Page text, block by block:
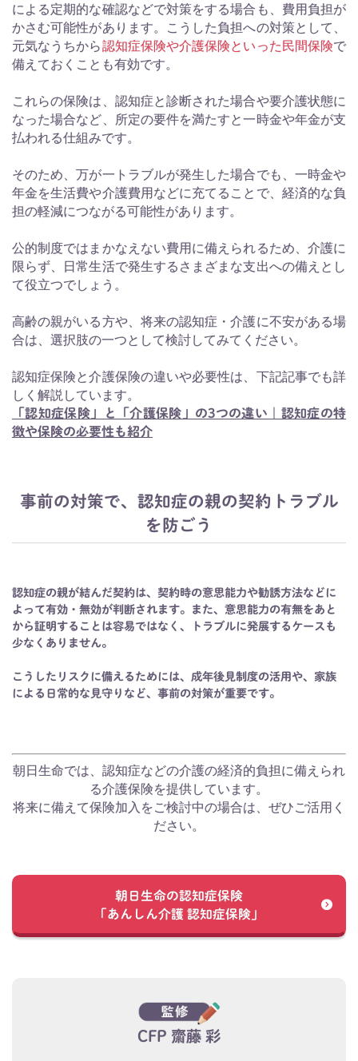
による定期的な確認などで対策をする場合も、費用負担が
かさむ可能性があります。こうした負担への対策として、
元気なうちから認知症保険や介護保険といった民間保険で
備えておくことも有効です。
これらの保険は、認知症と診断された場合や要介護状態に
なった場合など、所定の要件を満たすと一時金や年金が支
払われる仕組みです。
そのため、万が一トラブルが発生した場合でも、一時金や
年金を生活費や介護費用などに充てることで、経済的な負
担の軽減につながる可能性があります。
公的制度ではまかなえない費用に備えられるため、介護に
限らず、日常生活で発生するさまざまな支出への備えとし
て役立つでしょう。
高齢の親がいる方や、将来の認知症・介護に不安がある場
合は、選択肢の一つとして検討してみてください。
認知症保険と介護保険の違いや必要性は、下記記事でも詳
しく解説しています。
「認知症保険」と「介護保険」の3つの違い｜認知症の特
徴や保険の必要性も紹介
事前の対策で、認知症の親の契約トラブル
を防ごう
認知症の親が結んだ契約は、契約時の意思能力や勧誘方法などに
よって有効・無効が判断されます。また、意思能力の有無をあと
から証明することは容易ではなく、トラブルに発展するケースも
少なくありません。
こうしたリスクに備えるためには、成年後見制度の活用や、家族
による日常的な見守りなど、事前の対策が重要です。
朝日生命では、認知症などの介護の経済的負担に備えられ
る介護保険を提供しています。
将来に備えて保険加入をご検討中の場合は、ぜひご活用く
ださい。
朝日生命の認知症保険
「あんしん介護 認知症保険」
CFP 齋藤 彩